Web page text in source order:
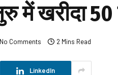
में खरीदा
No Comments 2 Mins Read
LinkedIn